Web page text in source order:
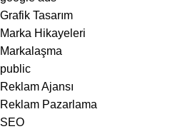
Grafik Tasarım
Marka Hikayeleri
Markalaşma
public
Reklam Ajansı
Reklam Pazarlama
SEO